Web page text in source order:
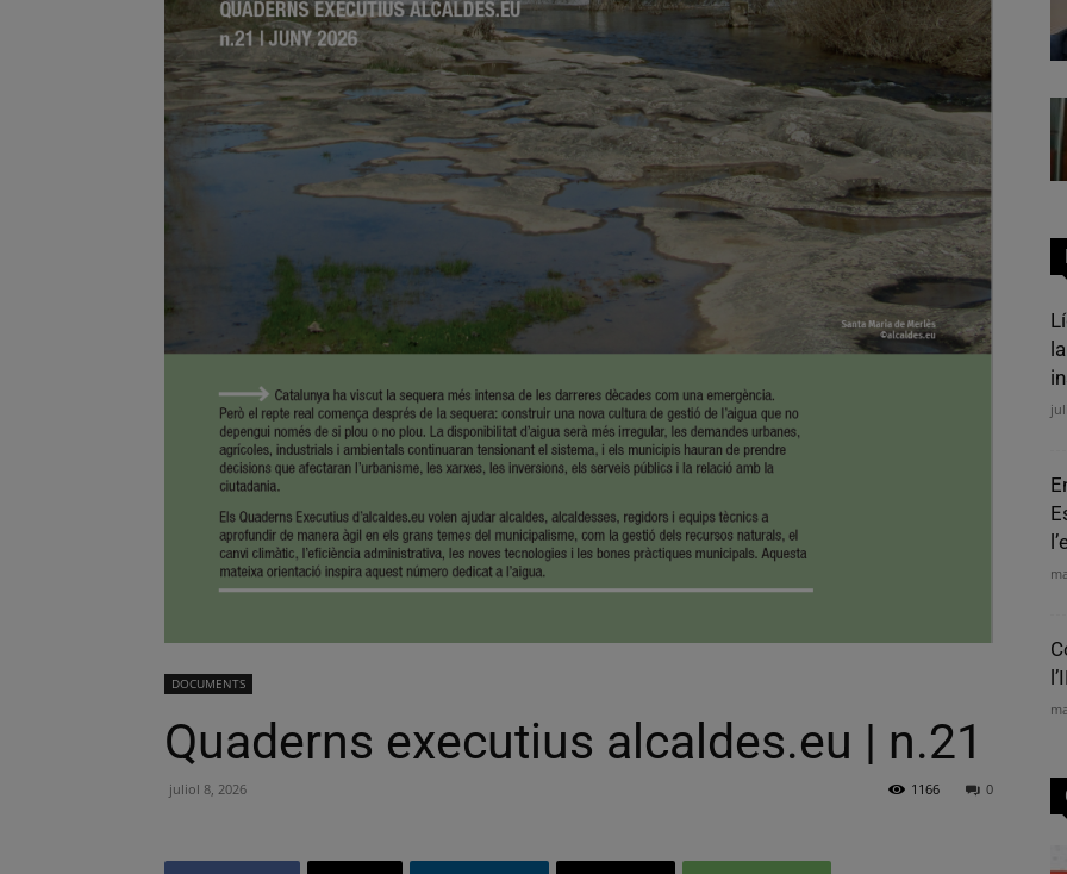
DOCUMENTS
Quaderns executius alcaldes.eu | n.21
juliol 8, 2026 0
1166